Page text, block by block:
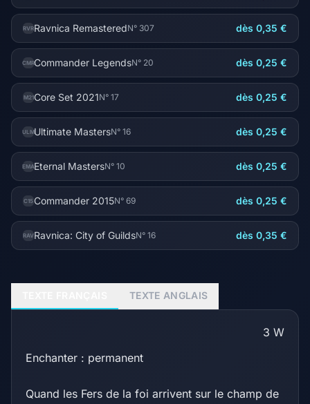
RVRRavnica RemasteredN° 307 dès 0,35 €
CMRCommander LegendsN° 20 dès 0,25 €
M21Core Set 2021N° 17 dès 0,25 €
ULMUltimate MastersN° 16 dès 0,25 €
EMAEternal MastersN° 10 dès 0,25 €
C15Commander 2015N° 69 dès 0,25 €
RAVRavnica: City of GuildsN° 16 dès 0,35 €
TEXTE ANGLAIS
3 W
Enchanter : permanent
Quand les Fers de la foi arrivent sur le champ de